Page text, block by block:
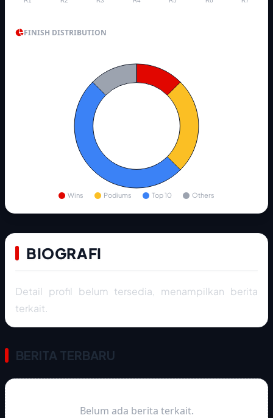
FINISH DISTRIBUTION
Wins Podiums Top 10 Others
BIOGRAFI
Detail profil belum tersedia, menampilkan berita
terkait.
BERITA TERBARU
Belum ada berita terkait.